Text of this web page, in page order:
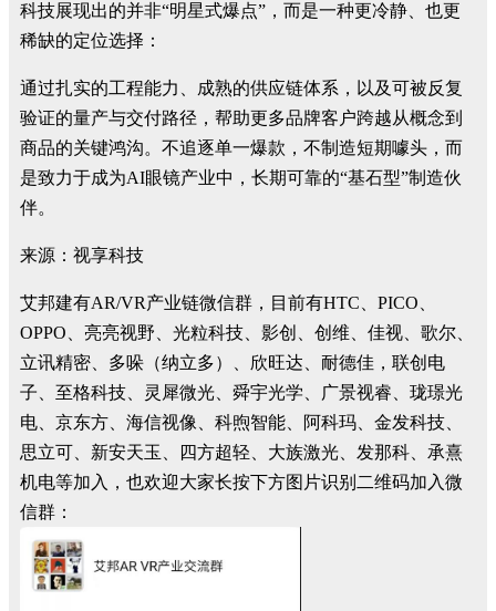
科技展现出的并非“明星式爆点”，而是一种更冷静、也更
稀缺的定位选择：
通过扎实的工程能力、成熟的供应链体系，以及可被反复
验证的量产与交付路径，帮助更多品牌客户跨越从概念到
商品的关键鸿沟。不追逐单一爆款，不制造短期噱头，而
是致力于成为AI眼镜产业中，长期可靠的“基石型”制造伙
伴。
来源：视享科技
艾邦建有AR/VR产业链微信群，目前有HTC、PICO、
OPPO、亮亮视野、光粒科技、影创、创维、佳视、歌尔、
立讯精密、多哚（纳立多）、欣旺达、耐德佳，联创电
子、至格科技、灵犀微光、舜宇光学、广景视睿、珑璟光
电、京东方、海信视像、科煦智能、阿科玛、金发科技、
思立可、新安天玉、四方超轻、大族激光、发那科、承熹
机电等加入，也欢迎大家长按下方图片识别二维码加入微
信群：